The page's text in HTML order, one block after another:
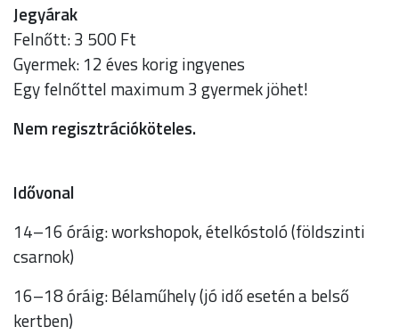
Jegyárak
Felnőtt: 3 500 Ft
Gyermek: 12 éves korig ingyenes
Egy felnőttel maximum 3 gyermek jöhet!
Nem regisztrációköteles.
Idővonal
14–16 óráig: workshopok, ételkóstoló (földszinti
csarnok)
16–18 óráig: Bélaműhely (jó idő esetén a belső
kertben)